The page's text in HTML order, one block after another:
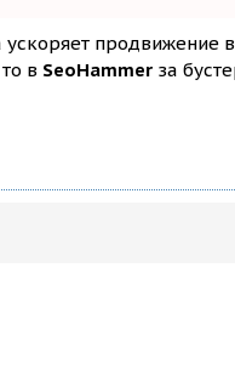
ускоряет продвижение
в SeoHammer за